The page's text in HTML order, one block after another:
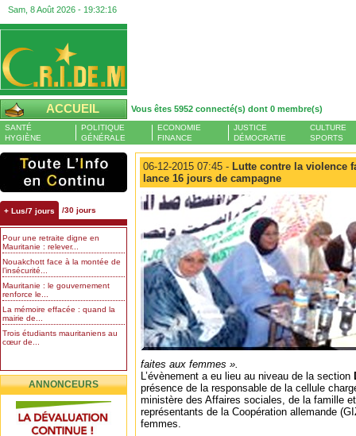
Sam, 8 Août 2026 - 19:32:17
ACCUEIL Vous êtes 5952 connecté(s) dont 0 membre(s)
SANTÉ
HYGIÈNE
POLITIQUE
GÉNÉRALE
ECONOMIE
FINANCE
JUSTICE
DÉMOCRATIE
CULTURE
SPORTS
+ Lus/7 jours /30 jours
Pour une retraite digne en
Mauritanie : relever...
Nouakchott face à la montée de
l’insécurité...
Mauritanie : le gouvernement
renforce le...
La mémoire effacée : quand la
mairie de...
Trois étudiants mauritaniens au
cœur de...
ANNONCEURS
06-12-2015 07:45 - Lutte contre la violence
lance 16 jours de campagne
faites aux femmes ».
L’évènement a eu lieu au niveau de la section
présence de la responsable de la cellule
ministère des Affaires sociales, de la famille
représentants de la Coopération allemande
femmes.